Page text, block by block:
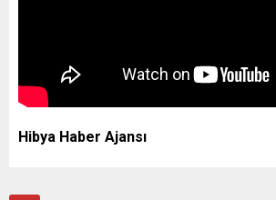
Hibya Haber Ajansı